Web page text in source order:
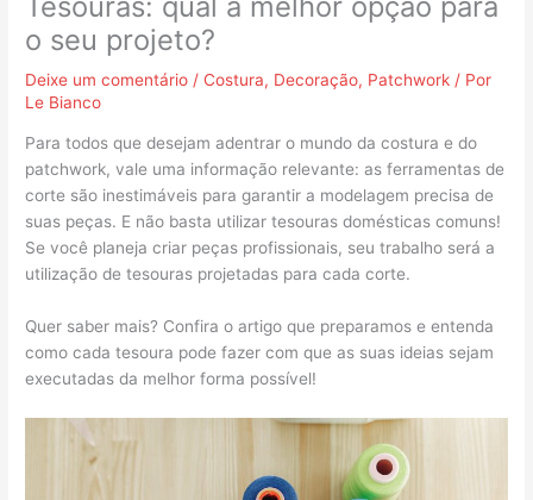
o seu projeto?
Deixe um comentário / Costura, Decoração, Patchwork / Por
Le Bianco
Para todos que desejam adentrar o mundo da costura e do
patchwork, vale uma informação relevante: as ferramentas de
corte são inestimáveis para garantir a modelagem precisa de
suas peças. E não basta utilizar tesouras domésticas comuns!
Se você planeja criar peças profissionais, seu trabalho será a
utilização de tesouras projetadas para cada corte.
Quer saber mais? Confira o artigo que preparamos e entenda
como cada tesoura pode fazer com que as suas ideias sejam
executadas da melhor forma possível!